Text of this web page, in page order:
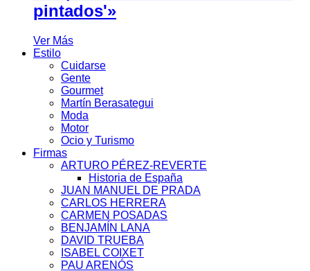
pintados'»
Ver Más
Estilo
Cuidarse
Gente
Gourmet
Martín Berasategui
Moda
Motor
Ocio y Turismo
Firmas
ARTURO PÉREZ-REVERTE
Historia de España
JUAN MANUEL DE PRADA
CARLOS HERRERA
CARMEN POSADAS
BENJAMÍN LANA
DAVID TRUEBA
ISABEL COIXET
PAU ARENÓS